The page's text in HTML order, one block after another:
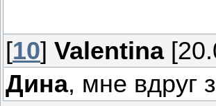
[10] Valentina
Дина, мне вдруг